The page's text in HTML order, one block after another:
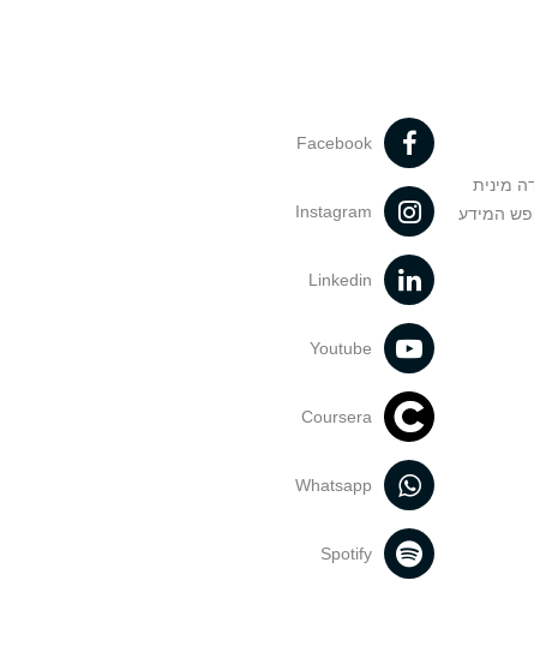
מינית
המידע
Facebook
Instagram
Linkedin
Youtube
Coursera
Whatsapp
Spotify